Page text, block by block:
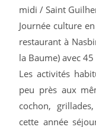
midi / Saint
Journée culture
restaurant à
la Baume) avec
Les activités
peu près aux
cochon,
cette année